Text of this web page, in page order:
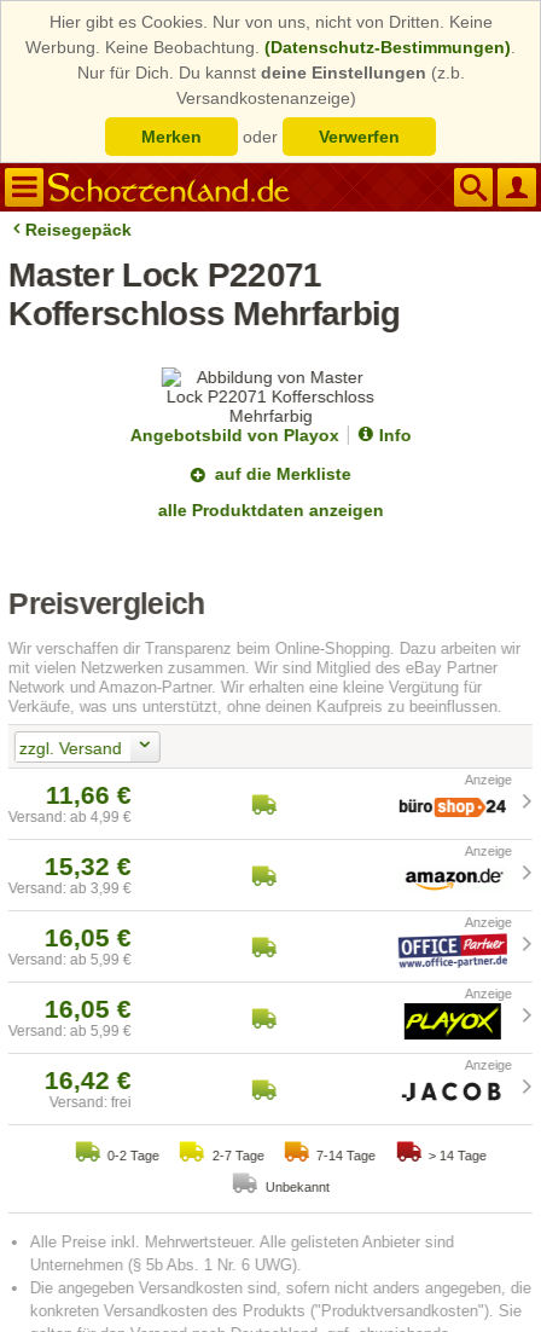
Hier gibt es Cookies. Nur von uns, nicht von Dritten. Keine
Werbung. Keine Beobachtung. (Datenschutz-Bestimmungen)
Nur für Dich. Du kannst deine Einstellungen (z.b.
Versandkostenanzeige)
Merken
oder Verwerfen
Reisegepäck
Master Lock P22071
Kofferschloss Mehrfarbig
Angebotsbild von Playox
Info
auf die Merkliste
alle Produktdaten anzeigen
Preisvergleich
Wir verschaffen dir Transparenz beim Online-Shopping. Dazu arbeiten wir
mit vielen Netzwerken zusammen. Wir sind Mitglied des eBay Partner
Network und Amazon-Partner. Wir erhalten eine kleine Vergütung für
Verkäufe, was uns unterstützt, ohne deinen Kaufpreis zu beeinflussen.
zzgl. Versand
11,66 €
Versand: ab 4,99 €
15,32 €
Versand: ab 3,99 €
16,05 €
Versand: ab 5,99 €
16,05 €
Versand: ab 5,99 €
16,42 €
Versand: frei
0-2 Tage 2-7 Tage 7-14 Tage > 14 Tage
Unbekannt